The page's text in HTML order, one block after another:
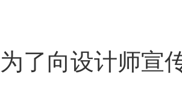
为了向设计师宣